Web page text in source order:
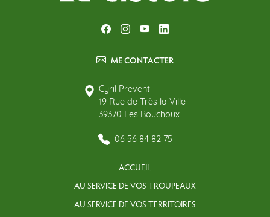
ME CONTACTER
Cyril Prevent
19 Rue de Très la Ville
39370 Les Bouchoux
06 56 84 82 75
ACCUEIL
AU SERVICE DE VOS TROUPEAUX
AU SERVICE DE VOS TERRITOIRES